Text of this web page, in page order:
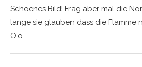
Schoenes Bild! Frag aber mal die
lange sie glauben dass die Flamme
O.o